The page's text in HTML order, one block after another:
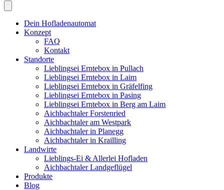
Dein Hofladenautomat
Konzept
FAQ
Kontakt
Standorte
Lieblingsei Erntebox in Pullach
Lieblingsei Erntebox in Laim
Lieblingsei Erntebox in Gräfelfing
Lieblingsei Erntebox in Pasing
Lieblingsei Erntebox in Berg am Laim
Aichbachtaler Forstenried
Aichbachtaler am Westpark
Aichbachtaler in Planegg
Aichbachtaler in Krailling
Landwirte
Lieblings-Ei & Allerlei Hofladen
Aichbachtaler Landgeflügel
Produkte
Blog